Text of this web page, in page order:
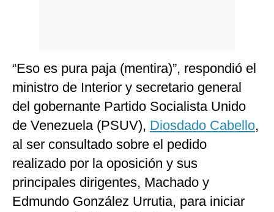
“Eso es pura paja (mentira)”, respondió el
ministro de Interior y secretario general
del gobernante Partido Socialista Unido
de Venezuela (PSUV), Diosdado Cabello,
al ser consultado sobre el pedido
realizado por la oposición y sus
principales dirigentes, Machado y
Edmundo González Urrutia, para iniciar